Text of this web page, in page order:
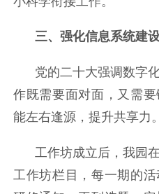
三、强化信息系统建
党的二十大强调数字
作既需要面对面，又需
能左右逢源，提升共享力。
工作坊成立后，我园
工作坊栏目，每一期的